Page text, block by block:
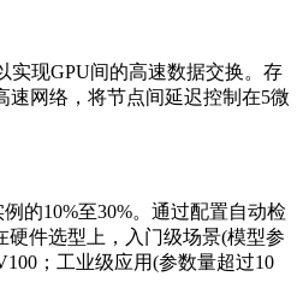
现GPU间的高速数据交换。存
速网络，将节点间延迟控制在5微
的10%至30%。通过配置自动检
件选型上，入门级场景(模型参
；工业级应用(参数量超过10